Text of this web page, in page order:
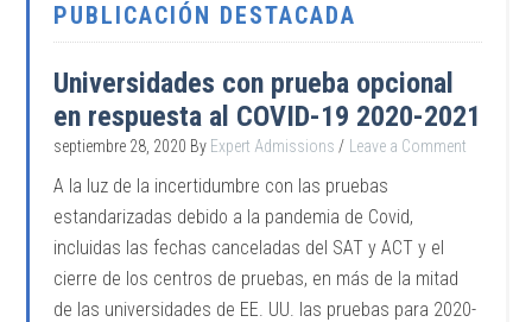
PUBLICACIÓN DESTACADA
Universidades con prueba opcional
en respuesta al COVID-19 2020-2021
septiembre 28, 2020 By Expert Admissions Leave a Comment
A la luz de la incertidumbre con las pruebas
estandarizadas debido a la pandemia de Covid,
incluidas las fechas canceladas del SAT y ACT y el
cierre de los centros de pruebas, en más de la mitad
de las universidades de EE. UU. las pruebas para 2020-